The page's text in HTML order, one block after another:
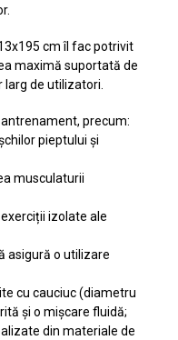
cm îl fac potrivit
maximă suportată de
larg de utilizatori.
precum:
pieptului și
musculaturii
izolate ale
asigură o utilizare
cu cauciuc (diametru
și o mișcare fluidă;
din materiale de